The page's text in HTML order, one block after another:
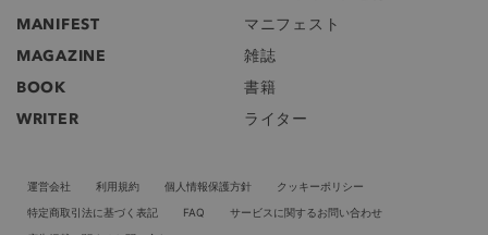
MANIFEST
マニフェスト
MAGAZINE
雑誌
BOOK
書籍
WRITER
ライター
運営会社 利用規約 個人情報保護方針
クッキーポリシー
特定商取引法に基づく表記
FAQ
サービスに関するお問い合わせ